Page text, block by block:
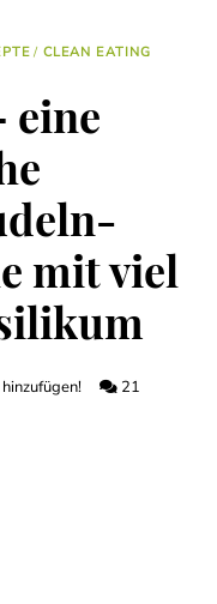
/ CLEAN EATING
eine
mit viel
21